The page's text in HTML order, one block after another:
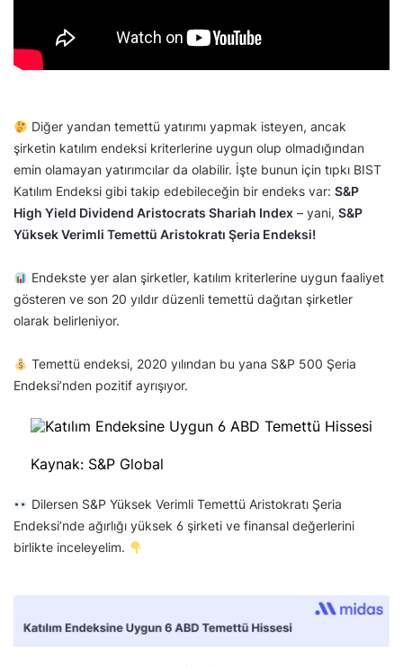
Diğer yandan temettü yatırımı yapmak isteyen, ancak
şirketin katılım endeksi kriterlerine uygun olup olmadığından
emin olamayan yatırımcılar da olabilir. İşte bunun için tıpkı BIST
Katılım Endeksi gibi takip edebileceğin bir endeks var: S&P
High Yield Dividend Aristocrats Shariah Index – yani, S&P
Yüksek Verimli Temettü Aristokratı Şeria Endeksi!
Endekste yer alan şirketler, katılım kriterlerine uygun faaliyet
gösteren ve son 20 yıldır düzenli temettü dağıtan şirketler
olarak belirleniyor.
Temettü endeksi, 2020 yılından bu yana S&P 500 Şeria
Endeksi’nden pozitif ayrışıyor.
Kaynak: S&P Global
Dilersen S&P Yüksek Verimli Temettü Aristokratı Şeria
Endeksi’nde ağırlığı yüksek 6 şirketi ve finansal değerlerini
birlikte inceleyelim.